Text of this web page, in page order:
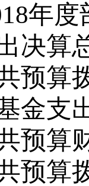
年
决算
预算
金支
预算
预算